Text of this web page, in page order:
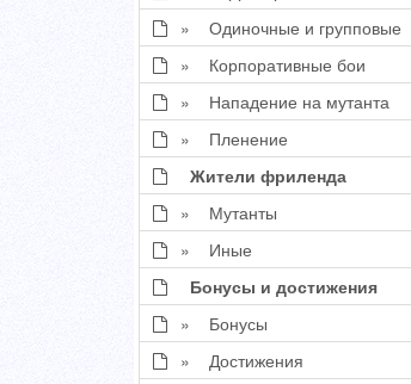
» Одиночные и групповые
» Корпоративные бои
» Нападение на мутанта
» Пленение
Жители фриленда
» Мутанты
» Иные
Бонусы и достижения
» Бонусы
» Достижения